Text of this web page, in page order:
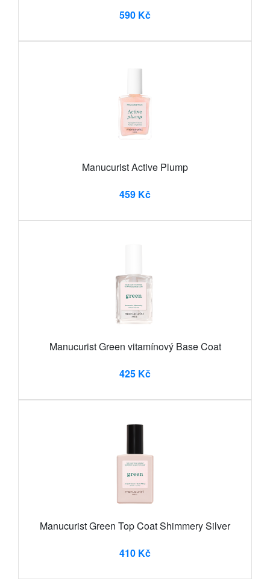
590 Kč
Manucurist Active Plump
459 Kč
Manucurist Green vitamínový Base Coat
425 Kč
Manucurist Green Top Coat Shimmery Silver
410 Kč